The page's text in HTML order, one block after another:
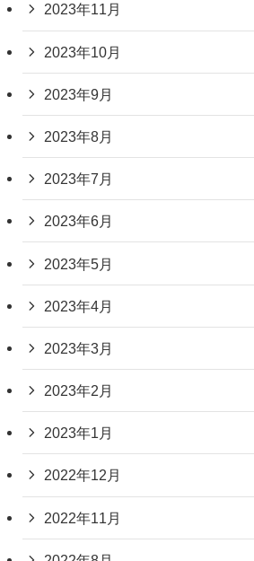
2023年11月
2023年10月
2023年9月
2023年8月
2023年7月
2023年6月
2023年5月
2023年4月
2023年3月
2023年2月
2023年1月
2022年12月
2022年11月